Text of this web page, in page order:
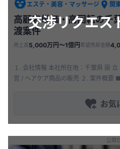
交渉リクエス
エステ・美容・マッサージ 関
高顧客単価・高回転の千
渡案件
売上高5,000万円〜1億円 希望売却金額
１. 会社情報 本社所在地：千葉県 設
営 / ヘアケア商品の販売 ２. 案件概要 ■売却金額：4,000万円（税別）
お気
公開